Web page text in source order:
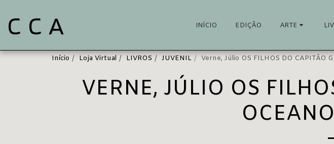
C C A INÍCIO EDIÇÃO ARTE
Início Loja Virtual LIVROS JUVENIL Verne, Júlio OS FILHOS DO CAPITÃO
VERNE, JÚLIO OS